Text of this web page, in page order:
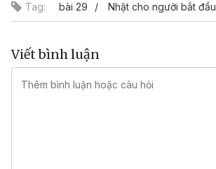
Tag: bài 29 Nhật cho người bắt đầu
Viết bình luận